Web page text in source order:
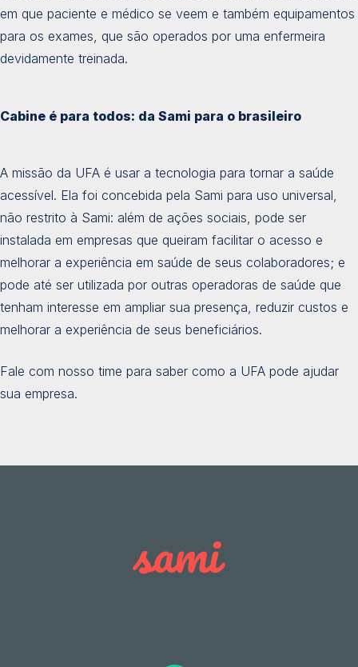
em que paciente e médico se veem e também equipamentos
para os exames, que são operados por uma enfermeira
devidamente treinada.
Cabine é para todos: da Sami para o brasileiro
A missão da UFA é usar a tecnologia para tornar a saúde
acessível. Ela foi concebida pela Sami para uso universal,
não restrito à Sami: além de ações sociais, pode ser
instalada em empresas que queiram facilitar o acesso e
melhorar a experiência em saúde de seus colaboradores; e
pode até ser utilizada por outras operadoras de saúde que
tenham interesse em ampliar sua presença, reduzir custos e
melhorar a experiência de seus beneficiários.
Fale com nosso time para saber como a UFA pode ajudar
sua empresa.